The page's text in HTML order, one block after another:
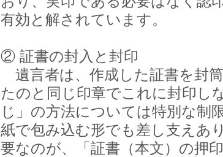
有効と解されています。
② 証書の封入と封印
遺言者は、作成した証書を封
たのと同じ印章でこれに封印し
じ」の方法については特別な制
紙で包み込む形でも差し支えあ
要なのが、「証書（本文）の押